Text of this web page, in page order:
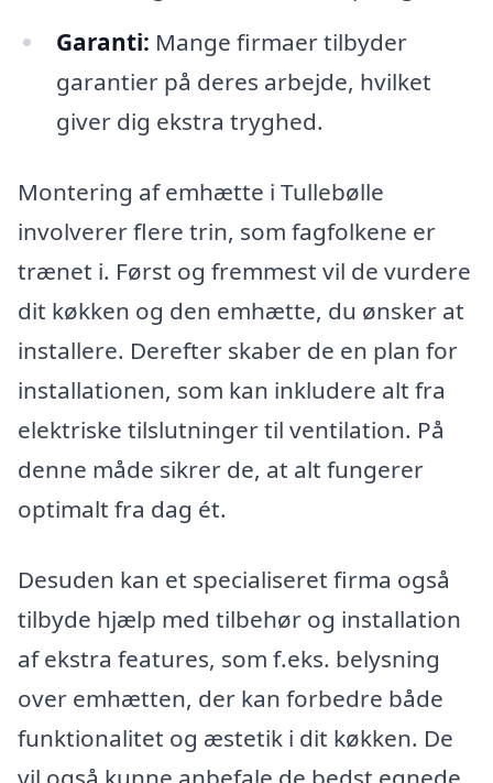
Garanti: Mange firmaer tilbyder
garantier på deres arbejde, hvilket
giver dig ekstra tryghed.
Montering af emhætte i Tullebølle
involverer flere trin, som fagfolkene er
trænet i. Først og fremmest vil de vurdere
dit køkken og den emhætte, du ønsker at
installere. Derefter skaber de en plan for
installationen, som kan inkludere alt fra
elektriske tilslutninger til ventilation. På
denne måde sikrer de, at alt fungerer
optimalt fra dag ét.
Desuden kan et specialiseret firma også
tilbyde hjælp med tilbehør og installation
af ekstra features, som f.eks. belysning
over emhætten, der kan forbedre både
funktionalitet og æstetik i dit køkken. De